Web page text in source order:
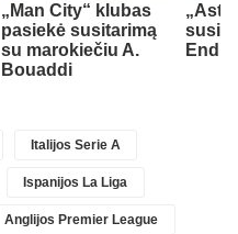
„Man City“ klubas
pasiekė susitarimą
su marokiečiu A.
Bouaddi
Italijos Serie A
Ispanijos La Liga
Anglijos Premier League